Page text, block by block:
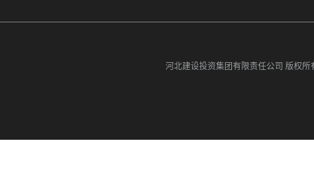
河北建设投资集团有限责任公司 版权所